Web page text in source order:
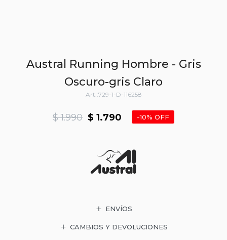
Austral Running Hombre - Gris
Oscuro-gris Claro
729-1-D-116258
$ 1.790
$ 1.990 10
ENVÍOS
CAMBIOS Y DEVOLUCIONES